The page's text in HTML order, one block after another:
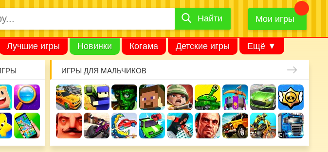
Найти
Найти Мои игры
Лучшие игры Новинки Когама Детские игры Ещё ▼
ИГРЫ ДЛЯ МАЛЬЧИКОВ